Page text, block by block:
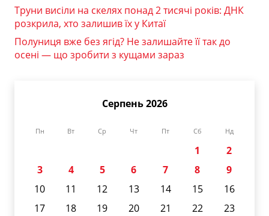
Труни висіли на скелях понад 2 тисячі років: ДНК
розкрила, хто залишив їх у Китаї
Полуниця вже без ягід? Не залишайте її так до
осені — що зробити з кущами зараз
Серпень 2026
Пн Вт Ср Чт Пт Сб Нд
1
2
3
4 5 6 7 8
9
10
11 12 13 14 15
16
17
18 19 20 21 22
23